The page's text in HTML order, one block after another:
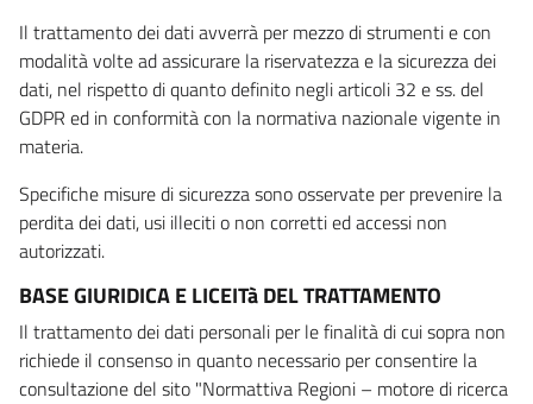
Il trattamento dei dati avverrà per mezzo di strumenti e con
modalità volte ad assicurare la riservatezza e la sicurezza dei
dati, nel rispetto di quanto definito negli articoli 32 e ss. del
GDPR ed in conformità con la normativa nazionale vigente in
materia.
Specifiche misure di sicurezza sono osservate per prevenire la
perdita dei dati, usi illeciti o non corretti ed accessi non
autorizzati.
BASE GIURIDICA E LICEITà DEL TRATTAMENTO
Il trattamento dei dati personali per le finalità di cui sopra non
richiede il consenso in quanto necessario per consentire la
consultazione del sito "Normattiva Regioni – motore di ricerca